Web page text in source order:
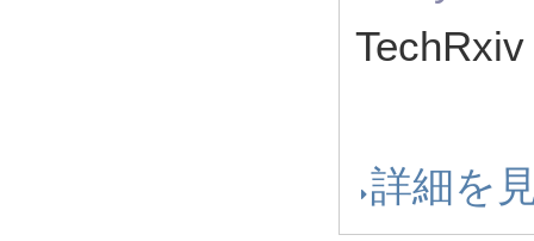
詳細を